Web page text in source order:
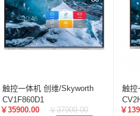
触控一体机 创维/Skyworth
CV1F860D1
￥35900.00
￥37900.00
触控
￥